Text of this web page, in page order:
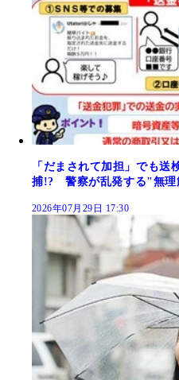
「だまされて加担」でも送
捕!? 警察が乱発する"無理
2026年07月29日 17:30